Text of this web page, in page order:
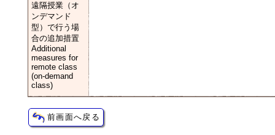
遠隔授業（オ
ンデマンド
型）で行う場
合の追加措置
Additional
measures for
remote class
(on-demand
class)